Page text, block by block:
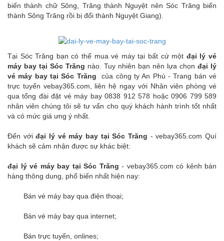
biến thành chữ Sông, Trăng thành Nguyệt nên Sóc Trăng biến
thành Sông Trăng rồi bị đổi thành Nguyệt Giang).
Tại Sóc Trăng bạn có thể mua vé máy tại bất cứ một đại lý vé
máy bay tại Sóc Trăng nào. Tuy nhiên bạn nên lựa chọn đại lý
vé máy bay tại Sóc Trăngcủa công ty An Phú - Trang bán vé
trực tuyến vebay365.com, liên hệ ngay với Nhân viên phòng vé
qua tổng đài đặt vé máy bay 0838 912 578 hoặc 0906 799 589
nhân viên chúng tôi sẽ tư vấn cho quý khách hành trình tốt nhất
và có mức giá ưng ý nhất.
Đến vớiđại lý vé máy bay tại Sóc Trăng - vebay365.com Quí
khách sẽ cảm nhận được sự khác biệt:
đại lý vé máy bay tại Sóc Trăng - vebay365.com có kênh bán
hàng thông dung, phổ biến nhất hiện nay:
Bán vé máy bay qua điện thoại;
Bán vé máy bay qua internet;
Bán trực tuyến, onlines;